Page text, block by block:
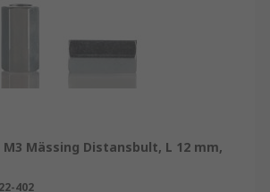
M3 Mässing Distansbult, L 12 mm,
402